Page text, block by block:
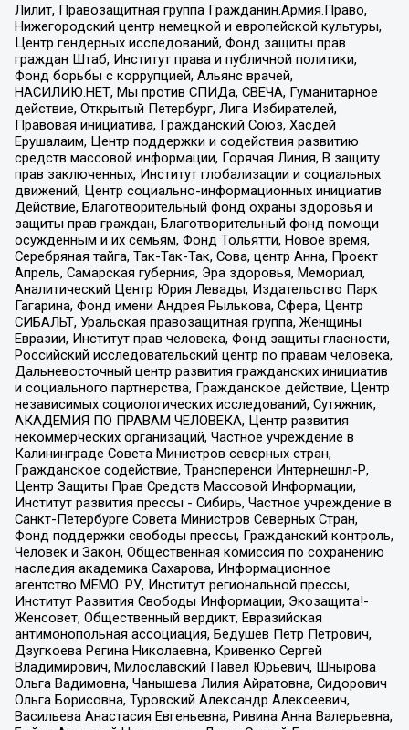
Лилит, Правозащитная группа Гражданин.Армия.Право,
Нижегородский центр немецкой и европейской культуры,
Центр гендерных исследований, Фонд защиты прав
граждан Штаб, Институт права и публичной политики,
Фонд борьбы с коррупцией, Альянс врачей,
НАСИЛИЮ.НЕТ, Мы против СПИДа, СВЕЧА, Гуманитарное
действие, Открытый Петербург, Лига Избирателей,
Правовая инициатива, Гражданский Союз, Хасдей
Ерушалаим, Центр поддержки и содействия развитию
средств массовой информации, Горячая Линия, В защиту
прав заключенных, Институт глобализации и социальных
движений, Центр социально-информационных инициатив
Действие, Благотворительный фонд охраны здоровья и
защиты прав граждан, Благотворительный фонд помощи
осужденным и их семьям, Фонд Тольятти, Новое время,
Серебряная тайга, Так-Так-Так, Сова, центр Анна, Проект
Апрель, Самарская губерния, Эра здоровья, Мемориал,
Аналитический Центр Юрия Левады, Издательство Парк
Гагарина, Фонд имени Андрея Рылькова, Сфера, Центр
СИБАЛЬТ, Уральская правозащитная группа, Женщины
Евразии, Институт прав человека, Фонд защиты гласности,
Российский исследовательский центр по правам человека,
Дальневосточный центр развития гражданских инициатив
и социального партнерства, Гражданское действие, Центр
независимых социологических исследований, Сутяжник,
АКАДЕМИЯ ПО ПРАВАМ ЧЕЛОВЕКА, Центр развития
некоммерческих организаций, Частное учреждение в
Калининграде Совета Министров северных стран,
Гражданское содействие, Трансперенси Интернешнл-Р,
Центр Защиты Прав Средств Массовой Информации,
Институт развития прессы - Сибирь, Частное учреждение в
Санкт-Петербурге Совета Министров Северных Стран,
Фонд поддержки свободы прессы, Гражданский контроль,
Человек и Закон, Общественная комиссия по сохранению
наследия академика Сахарова, Информационное
агентство МЕМО. РУ, Институт региональной прессы,
Институт Развития Свободы Информации, Экозащита!-
Женсовет, Общественный вердикт, Евразийская
антимонопольная ассоциация, Бедушев Петр Петрович,
Дзугкоева Регина Николаевна, Кривенко Сергей
Владимирович, Милославский Павел Юрьевич, Шнырова
Ольга Вадимовна, Чанышева Лилия Айратовна, Сидорович
Ольга Борисовна, Туровский Александр Алексеевич,
Васильева Анастасия Евгеньевна, Ривина Анна Валерьевна,